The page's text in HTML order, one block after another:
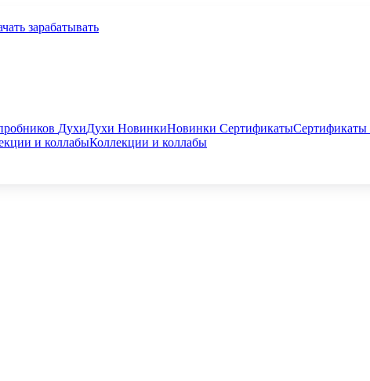
зарабатывать
ДухиДухи НовинкиНовинки СертификатыСертификаты
и коллабыКоллекции и коллабы